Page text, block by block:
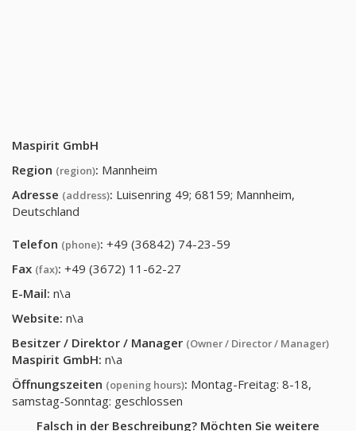
Maspirit GmbH
Region (region): Mannheim
Adresse (address): Luisenring 49; 68159; Mannheim,
Deutschland
Telefon (phone): +49 (36842) 74-23-59
Fax (fax): +49 (3672) 11-62-27
E-Mail: n\a
Website: n\a
Besitzer / Direktor / Manager (Owner / Director / Manager)
Maspirit GmbH: n\a
Öffnungszeiten (opening hours): Montag-Freitag: 8-18,
samstag-Sonntag: geschlossen
Falsch in der Beschreibung? Möchten Sie weitere